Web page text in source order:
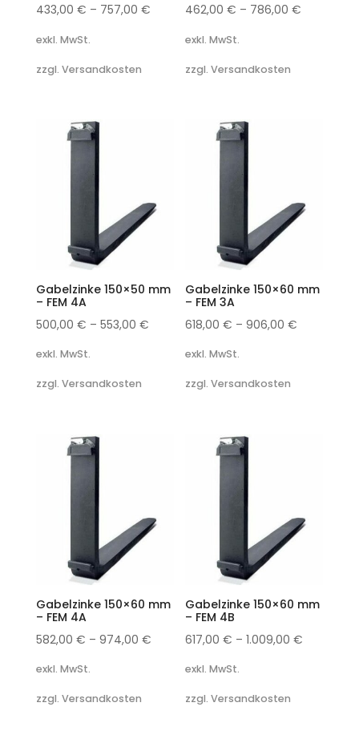
433,00 € – 757,00 €
exkl. MwSt.
zzgl. Versandkosten
462,00€ – 786,00€
exkl. MwSt.
zzgl. Versandkosten
Gabelzinke 150×50 mm
– FEM 4A
500,00 € – 553,00 €
exkl. MwSt.
zzgl. Versandkosten
Gabelzinke 150×60 mm
– FEM 3A
618,00€ –906,00€
exkl. MwSt.
zzgl. Versandkosten
Gabelzinke 150×60 mm
– FEM 4A
582,00 € – 974,00 €
exkl. MwSt.
zzgl. Versandkosten
Gabelzinke 150×60 mm
– FEM 4B
617,00€ –1.009,00€
exkl. MwSt.
zzgl. Versandkosten